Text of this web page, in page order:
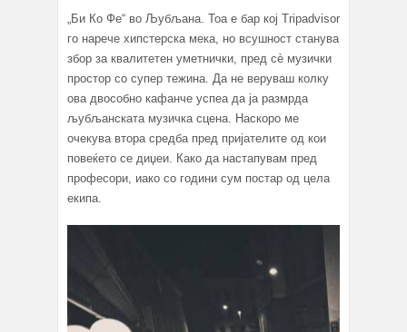
„Би Ко Фе“ во Љубљана. Тоа е бар кој Tripadvisor
го нарече хипстерска мека, но всушност станува
збор за квалитетен уметнички, пред сè музички
простор со супер тежина. Да не веруваш колку
ова двособно кафанче успеа да ја размрда
љубљанската музичка сцена. Наскоро ме
очекува втора средба пред пријателите од кои
повеќето се диџеи. Како да настапувам пред
професори, иако со години сум постар од цела
екипа.